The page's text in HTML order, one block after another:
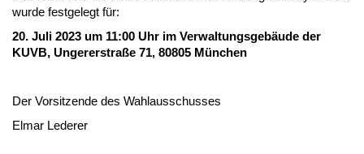
wurde festgelegt für:
20. Juli 2023 um 11:00 Uhr im Verwaltungsgebäude der
KUVB, Ungererstraße 71, 80805 München
Der Vorsitzende des Wahlausschusses
Elmar Lederer